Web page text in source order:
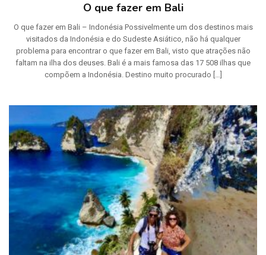
O que fazer em Bali
O que fazer em Bali – Indonésia Possivelmente um dos destinos mais
visitados da Indonésia e do Sudeste Asiático, não há qualquer
problema para encontrar o que fazer em Bali, visto que atrações não
faltam na ilha dos deuses. Bali é a mais famosa das 17 508 ilhas que
compõem a Indonésia. Destino muito procurado […]